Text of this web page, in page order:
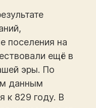
поселения на
ещё в
эры. По
данным
к 829 году. В